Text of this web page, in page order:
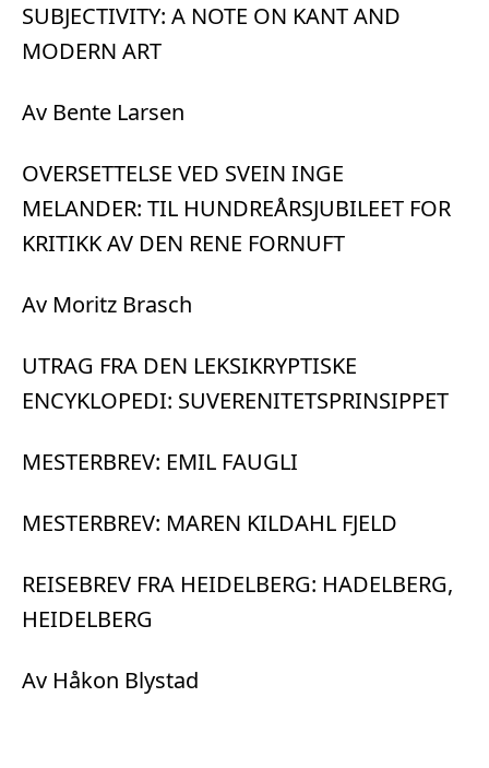
SUBJECTIVITY: A NOTE ON KANT AND
MODERN ART
Av Bente Larsen
OVERSETTELSE VED SVEIN INGE
MELANDER: TIL HUNDREÅRSJUBILEET FOR
KRITIKK AV DEN RENE FORNUFT
Av Moritz Brasch
UTRAG FRA DEN LEKSIKRYPTISKE
ENCYKLOPEDI: SUVERENITETSPRINSIPPET
MESTERBREV: EMIL FAUGLI
MESTERBREV: MAREN KILDAHL FJELD
REISEBREV FRA HEIDELBERG: HADELBERG,
HEIDELBERG
Av Håkon Blystad